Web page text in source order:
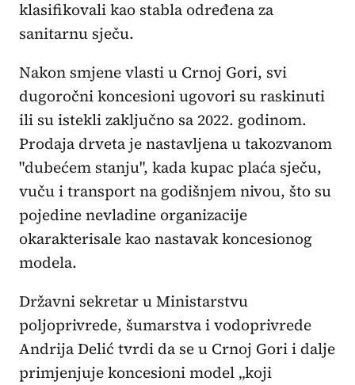
klasifikovali kao stabla određena za
sanitarnu sječu.
Nakon smjene vlasti u Crnoj Gori, svi
dugoročni koncesioni ugovori su raskinuti
ili su istekli zaključno sa 2022. godinom.
Prodaja drveta je nastavljena u takozvanom
"dubećem stanju", kada kupac plaća sječu,
vuču i transport na godišnjem nivou, što su
pojedine nevladine organizacije
okarakterisale kao nastavak koncesionog
modela.
Državni sekretar u Ministarstvu
poljoprivrede, šumarstva i vodoprivrede
Andrija Delić tvrdi da se u Crnoj Gori i dalje
primjenjuje koncesioni model „koji